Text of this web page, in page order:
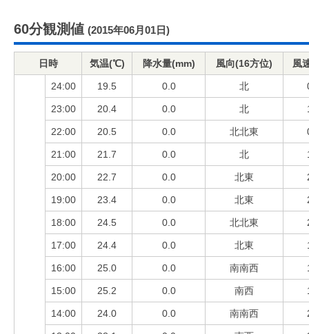
60分観測値 (2015年06月01日)
日時 気温(℃) 降水量(mm) 風向(16方位) 風
24:00 19.5 0.0 北
23:00 20.4 0.0 北
22:00 20.5 0.0 北北東
21:00 21.7 0.0 北
20:00 22.7 0.0 北東
19:00 23.4 0.0 北東
18:00 24.5 0.0 北北東
17:00 24.4 0.0 北東
16:00 25.0 0.0 南南西
15:00 25.2 0.0 南西
14:00 24.0 0.0 南南西